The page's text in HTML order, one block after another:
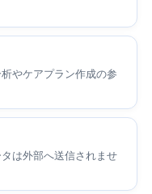
やケアプラン作成の参
は外部へ送信されませ